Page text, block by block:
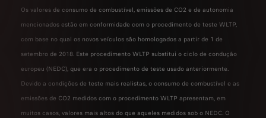
Os valores de consumo de combustível, emissões de CO2 e de autonomia
mencionados estão em conformidade com o procedimento de teste WLTP,
com base no qual os novos veículos são homologados a partir de 1 de
setembro de 2018. Este procedimento WLTP substitui o ciclo de condução
europeu (NEDC), que era o procedimento de teste usado anteriormente.
Devido a condições de teste mais realistas, o consumo de combustível e as
emissões de CO2 medidos com o procedimento WLTP apresentam, em
muitos casos, valores mais altos do que aqueles medidos sob o NEDC. O